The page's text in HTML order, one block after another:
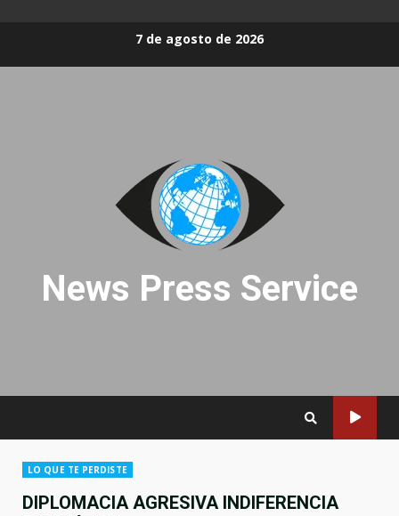
7 de agosto de 2026
News Press Service
LO QUE TE PERDISTE
DIPLOMACIA AGRESIVA INDIFERENCIA